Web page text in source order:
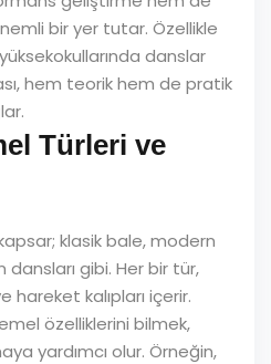
bir yer tutar. Özellikle
danslar
hem teorik hem de pratik
Türleri ve
klasik bale, modern
dansları gibi. Her bir tür,
hareket kalıpları içerir.
özelliklerini bilmek,
yardımcı olur. Örneğin,